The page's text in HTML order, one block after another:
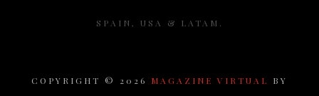
SPAIN, USA & LATAM.
COPYRIGHT © 2026 MAGAZINE VIRTUAL
BY